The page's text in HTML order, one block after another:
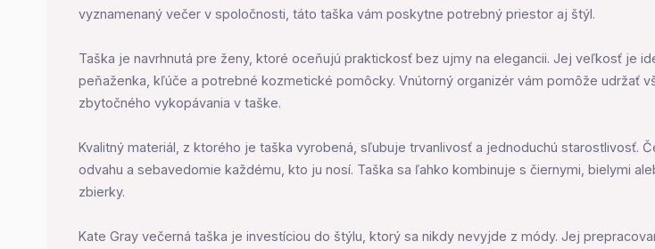
vyznamenaný večer v spoločnosti, táto taška vám poskytne potrebný priestor aj štýl.
Taška je navrhnutá pre ženy, ktoré oceňujú praktickosť bez ujmy na elegancii. Jej veľkosť je
peňaženka, kľúče a potrebné kozmetické pomôcky. Vnútorný organizér vám pomôže udržať
zbytočného vykopávania v taške.
Kvalitný materiál, z ktorého je taška vyrobená, sľubuje trvanlivosť a jednoduchú starostlivosť.
odvahu a sebavedomie každému, kto ju nosí. Taška sa ľahko kombinuje s čiernymi, bielymi
zbierky.
Kate Gray večerná taška je investíciou do štýlu, ktorý sa nikdy nevyjde z módy. Jej